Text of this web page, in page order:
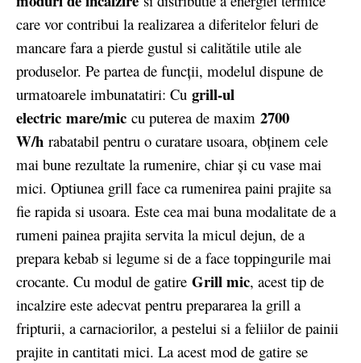
care vor contribui la realizarea a diferitelor feluri de
mancare fara a pierde gustul si calitătile utile ale
produselor. Pe partea de funcții, modelul dispune de
urmatoarele imbunatatiri: Cu grill-ul
electric mare/mic cu puterea de maxim 2700
W/h rabatabil pentru o curatare usoara, obţinem cele
mai bune rezultate la rumenire, chiar şi cu vase mai
mici. Optiunea grill face ca rumenirea paini prajite sa
fie rapida si usoara. Este cea mai buna modalitate de a
rumeni painea prajita servita la micul dejun, de a
prepara kebab si legume si de a face toppingurile mai
crocante. Cu modul de gatire Grill mic, acest tip de
incalzire este adecvat pentru prepararea la grill a
fripturii, a carnaciorilor, a pestelui si a feliilor de painii
prajite in cantitati mici. La acest mod de gatire se